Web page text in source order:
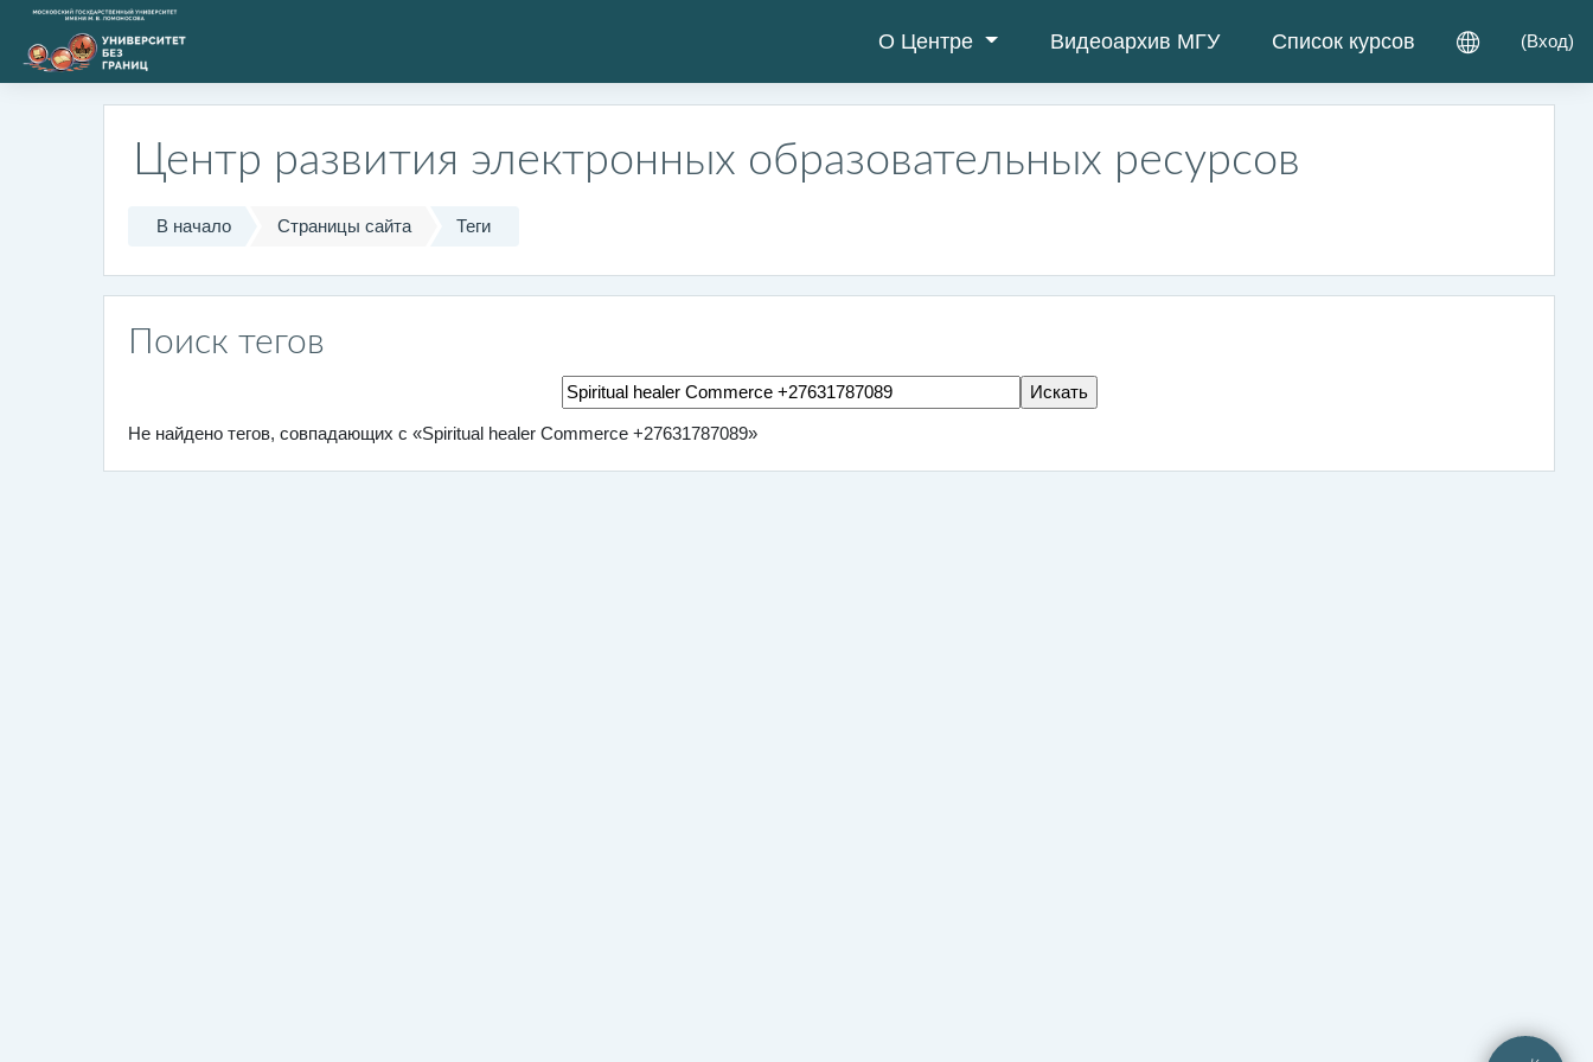
О Центре Видеоархив МГУ Список курсов (Вход)
Перейти к основному содержанию
Центр развития электронных образовательных ресурсов
В начало Страницы сайта Теги
Поиск тегов
Поиск тегов
Не найдено тегов, совпадающих с «Spiritual healer Commerce +27631787089»